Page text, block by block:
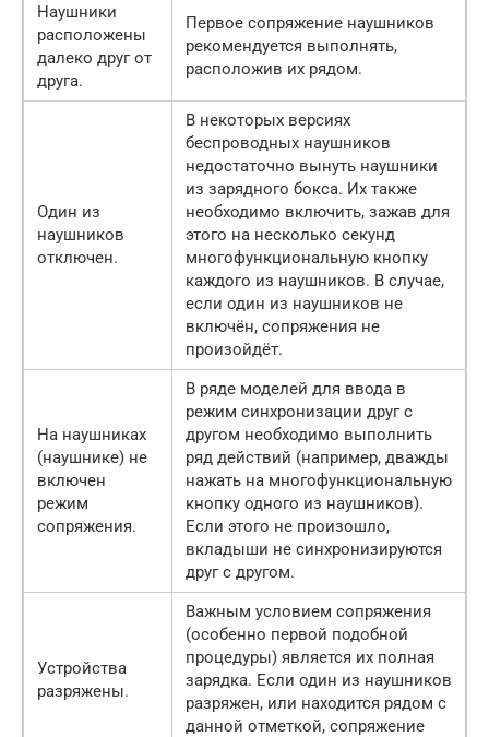
Наушники
расположены
далеко друг от
друга.
Первое сопряжение наушников
рекомендуется выполнять,
расположив их рядом.
Один из
наушников
отключен.
В некоторых версиях
беспроводных наушников
недостаточно вынуть наушники
из зарядного бокса. Их также
необходимо включить, зажав для
этого на несколько секунд
многофункциональную кнопку
каждого из наушников. В случае,
если один из наушников не
включён, сопряжения не
произойдёт.
На наушниках
(наушнике) не
включен
режим
сопряжения.
В ряде моделей для ввода в
режим синхронизации друг с
другом необходимо выполнить
ряд действий (например, дважды
нажать на многофункциональную
кнопку одного из наушников).
Если этого не произошло,
вкладыши не синхронизируются
друг с другом.
Устройства
разряжены.
Важным условием сопряжения
(особенно первой подобной
процедуры) является их полная
зарядка. Если один из наушников
разряжен, или находится рядом с
данной отметкой, сопряжение